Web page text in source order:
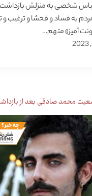
شخصی به منزلش
به فساد و فحشا و ترغیب
آمیز» متهم…
محمد صادقی بعد از